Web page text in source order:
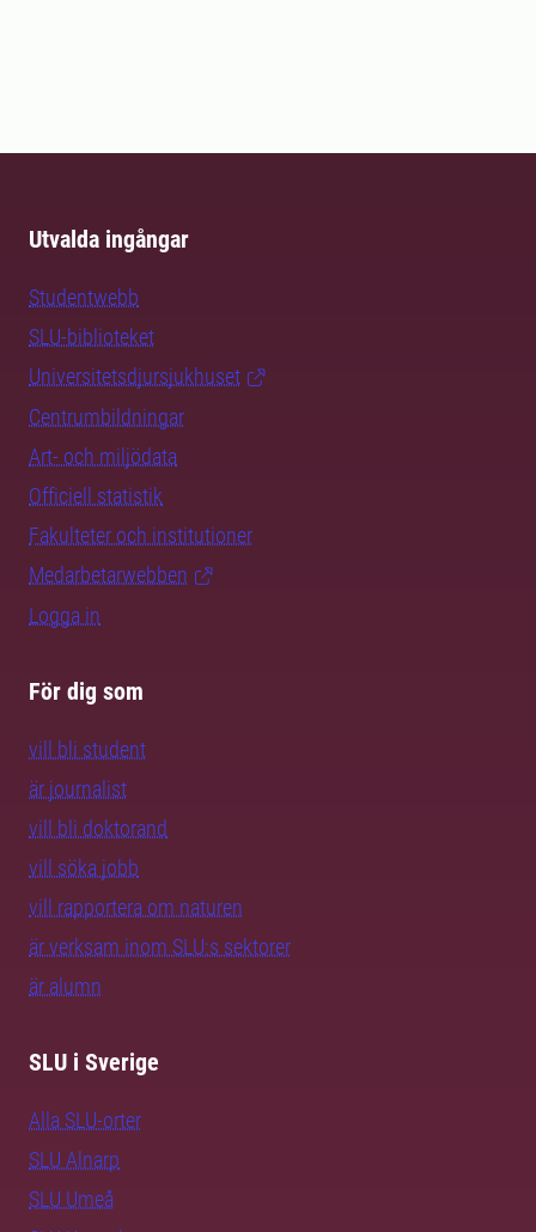
Utvalda ingångar
Studentwebb
SLU-biblioteket
Universitetsdjursjukhuset
Centrumbildningar
Art- och miljödata
Officiell statistik
Fakulteter och institutioner
Medarbetarwebben
Logga in
För dig som
vill bli student
är journalist
vill bli doktorand
vill söka jobb
vill rapportera om naturen
är verksam inom SLU:s sektorer
är alumn
SLU i Sverige
Alla SLU-orter
SLU Alnarp
SLU Umeå